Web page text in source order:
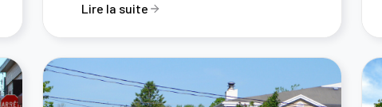
Lire la suite